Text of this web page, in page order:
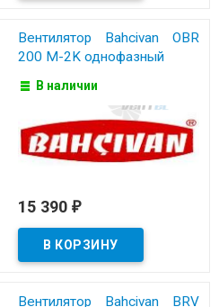
Вентилятор Bahcivan OBR
200 M-2K однофазный
В наличии
15 390 ₽
Вентилятор Bahcivan BRV